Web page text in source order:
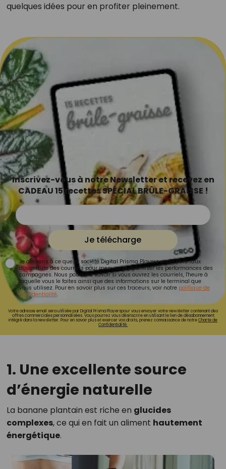
quelques idées pour en profiter pleinement.
Inscrivez-vous à notre Newsletter et recevez en
CADEAU 15 recettes SPÉCIAL BRÛLE-GRAISSE !
Je télécharge
Je consens à ce que la société Digital Prisma Players analyse le taux
d'ouverture des courriels pour mesurer et optimiser les performances des
campagnes. Nous pourrons savoir si vous ouvrez les courriels, l'heure à
laquelle vous le faites ainsi que des informations sur le terminal que
vous utilisez. Pour en savoir plus sur ces traceurs, voir notre politique de
confidentialité.
Votre adresse email sera utilisée par Digital Prisma Playerspour vous envoyer votre newsletter contenant des
offres commerciales personnalisées. Vous pourrez vous désinscrire en utilisant le lien de désabonnement
intégré dans la newsletter. Pour en savoir plus et exercer vos droits, prenez connaissance de notreCharte de
Confidentialité.
1. Une excellente source
d’énergie naturelle
La banane plantain est riche en glucides
complexes, ce qui en fait un aliment hautement
énergétique.